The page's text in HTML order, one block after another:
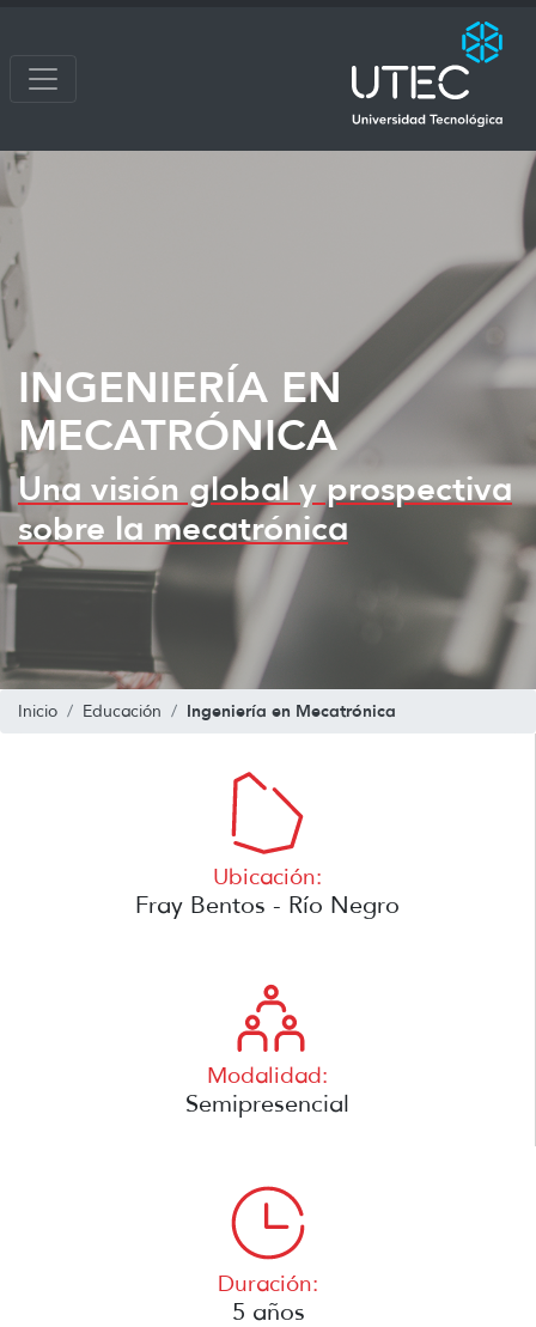
INGENIERÍA EN
MECATRÓNICA
Una visión global y prospectiva
sobre la mecatrónica
Inicio Educación Ingeniería en Mecatrónica
Ubicación:
Fray Bentos - Río Negro
Modalidad:
Semipresencial
Duración:
5 años